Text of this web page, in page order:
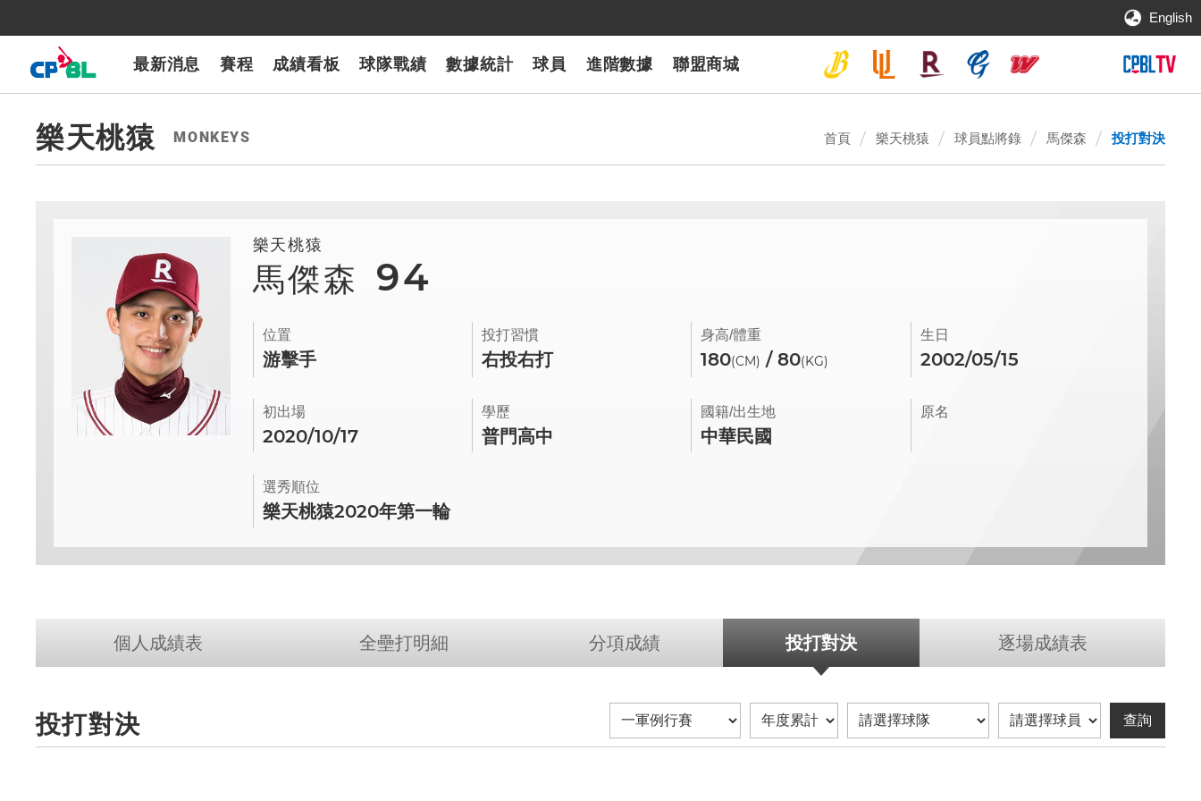
English
最新消息 賽程 成績看板 球隊戰績 數據統計 球員 進階數據 聯盟商城
7-ELEVEn獅
樂天桃猿富邦悍將 味全龍 台鋼雄鷹CPBLTV
樂天桃猿 MONKEYS 首頁 樂天桃猿 球員點將錄 馬傑森 投打對決
樂天桃猿
馬傑森 94
位置
游擊手
投打習慣
右投右打
身高/體重
180(CM) / 80(KG)
生日
2002/05/15
初出場
2020/10/17
學歷
普門高中
國籍/出生地
中華民國
原名
選秀順位
樂天桃猿2020年第一輪
個人成績表 全壘打明細 分項成績 投打對決 逐場成績表
投打對決